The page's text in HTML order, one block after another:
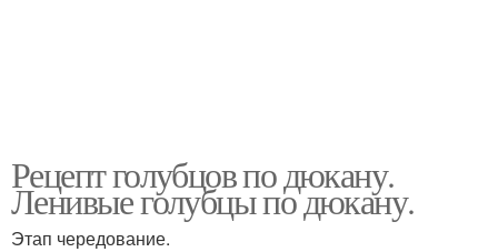
Рецепт голубцов по дюкану.
Ленивые голубцы по дюкану.
Этап чередование.